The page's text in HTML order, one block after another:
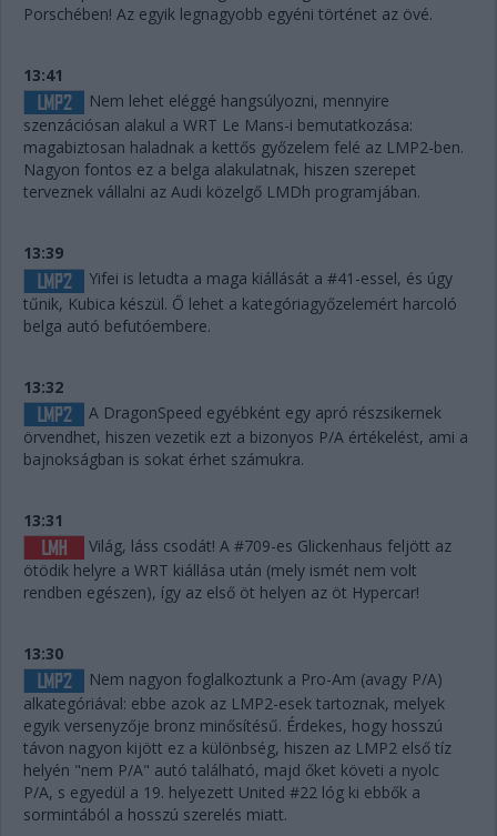
Porschében! Az egyik legnagyobb egyéni történet az övé.
13:41
Nem lehet eléggé hangsúlyozni, mennyire
szenzációsan alakul a WRT Le Mans-i bemutatkozása:
magabiztosan haladnak a kettős győzelem felé az LMP2-ben.
Nagyon fontos ez a belga alakulatnak, hiszen szerepet
terveznek vállalni az Audi közelgő LMDh programjában.
13:39
Yifei is letudta a maga kiállását a #41-essel, és úgy
tűnik, Kubica készül. Ő lehet a kategóriagyőzelemért harcoló
belga autó befutóembere.
13:32
A DragonSpeed egyébként egy apró részsikernek
örvendhet, hiszen vezetik ezt a bizonyos P/A értékelést, ami a
bajnokságban is sokat érhet számukra.
13:31
Világ, láss csodát! A #709-es Glickenhaus feljött az
ötödik helyre a WRT kiállása után (mely ismét nem volt
rendben egészen), így az első öt helyen az öt Hypercar!
13:30
Nem nagyon foglalkoztunk a Pro-Am (avagy P/A)
alkategóriával: ebbe azok az LMP2-esek tartoznak, melyek
egyik versenyzője bronz minősítésű. Érdekes, hogy hosszú
távon nagyon kijött ez a különbség, hiszen az LMP2 első tíz
helyén "nem P/A" autó található, majd őket követi a nyolc
P/A, s egyedül a 19. helyezett United #22 lóg ki ebbők a
sormintából a hosszú szerelés miatt.